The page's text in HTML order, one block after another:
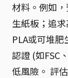
材料。例如
生紙板；追
PLA或可堆
認證 (如FSC
低風險。 評